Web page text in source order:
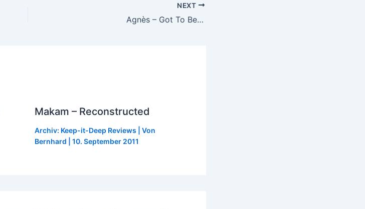
NEXT
Agnès – Got To Be Strong
Makam – Reconstructed
Archiv: Keep-it-Deep Reviews | Von
Bernhard
10. September 2011